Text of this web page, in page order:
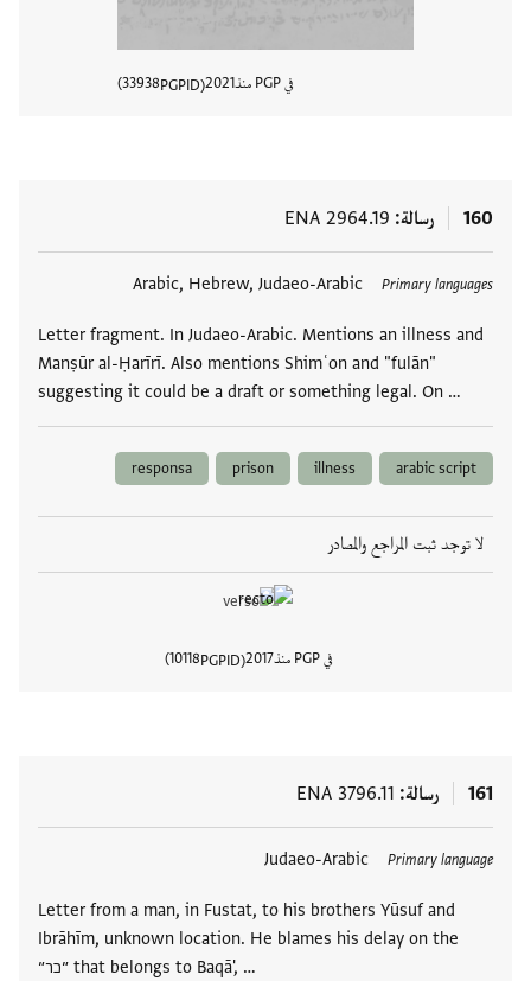
في PGP منذ 2021
PGPID
33938
160 رسالة ENA 2964.19
Primary languages
Arabic, Hebrew, Judaeo-Arabic
Letter fragment. In Judaeo-Arabic. Mentions an illness and
Manṣūr al-Ḥarīrī. Also mentions Shimʿon and "fulān"
suggesting it could be a draft or something legal. On …
العلامات
arabic script
illness
prison
responsa
لا توجد ثبت المراجع والمصادر
في PGP منذ 2017
PGPID
10118
161 رسالة ENA 3796.11
Primary language
Judaeo-Arabic
Letter from a man, in Fustat, to his brothers Yūsuf and
Ibrāhīm, unknown location. He blames his delay on the
״כר״ that belongs to Baqā', …
العلامات